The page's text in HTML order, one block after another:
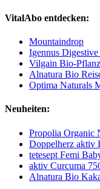
VitalAbo entdecken:
Mountaindrop
Igennus
Vilgain Bio-
Alnatura Bio
Optima Naturals
Neuheiten:
Propolia Organic
Doppelherz aktiv
tetesept Femi
aktiv Curcuma
Alnatura Bio